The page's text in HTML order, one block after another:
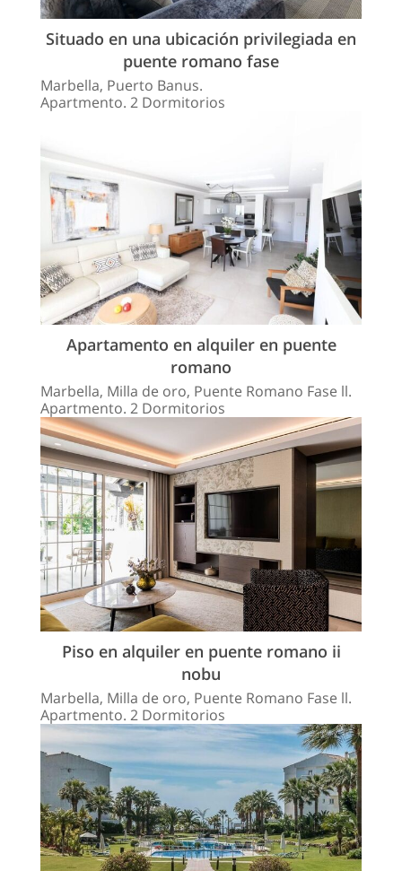
Situado en una ubicación privilegiada en
puente romano fase
Marbella, Puerto Banus.
Apartmento. 2 Dormitorios
Apartamento en alquiler en puente
romano
Marbella, Milla de oro, Puente Romano Fase ll.
Apartmento. 2 Dormitorios
Piso en alquiler en puente romano ii
nobu
Marbella, Milla de oro, Puente Romano Fase ll.
Apartmento. 2 Dormitorios